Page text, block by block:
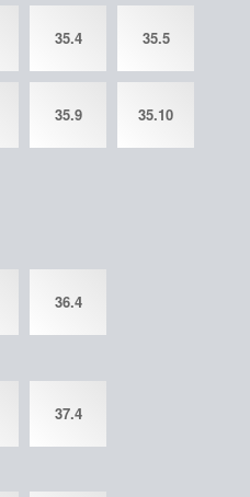
35.4 35.5
35.9 35.10
36.4
37.4